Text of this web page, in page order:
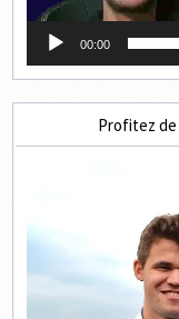
00:00
Profitez de